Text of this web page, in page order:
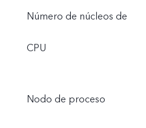
Número de núcleos de
CPU
Nodo de proceso